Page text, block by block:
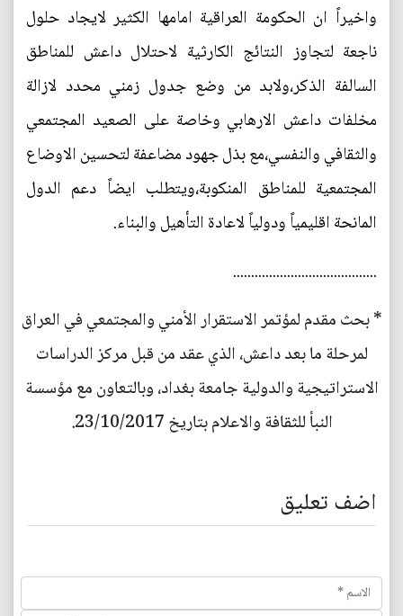
واخيراً ان الحكومة العراقية امامها الكثير لايجاد حلول
ناجعة لتجاوز النتائج الكارثية لاحتلال داعش للمناطق
السالفة الذكر،ولابد من وضع جدول زمني محدد لازالة
مخلفات داعش الارهابي وخاصة على الصعيد المجتمعي
والثقافي والنفسي،مع بذل جهود مضاعفة لتحسين الاوضاع
المجتمعية للمناطق المنكوبة،ويتطلب ايضاً دعم الدول
المانحة اقليمياً ودولياً لاعادة التأهيل والبناء.
........................................
* بحث مقدم لمؤتمر الاستقرار الأمني والمجتمعي في العراق
لمرحلة ما بعد داعش، الذي عقد من قبل مركز الدراسات
الاستراتيجية والدولية جامعة بغداد، وبالتعاون مع مؤسسة
النبأ للثقافة والاعلام بتاريخ 23/10/2017.
اضف تعليق